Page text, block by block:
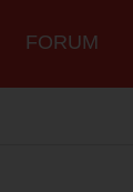
FORUM